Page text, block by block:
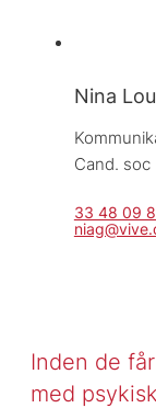
Nina
Cand. soc
33 48 09
Inden de
med